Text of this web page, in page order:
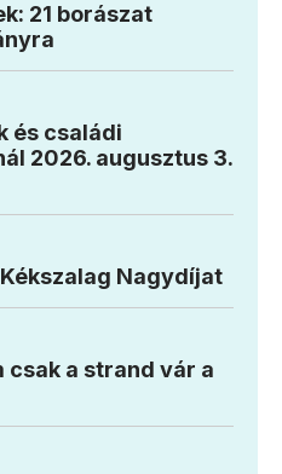
21 borászat
és családi
2026. augusztus 3.
Nagydíjat
csak a strand vár a